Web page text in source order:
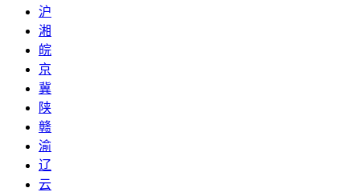
沪
湘
皖
京
冀
陕
赣
渝
辽
云